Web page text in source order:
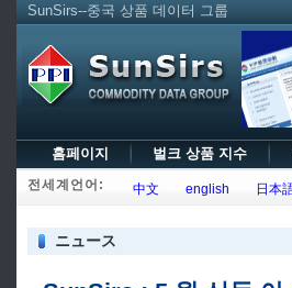
SunSirs--중국 상품 데이터 그룹
홈페이지 벌크 상품 지수
전세계언어: 中文 english 日本
ニュース